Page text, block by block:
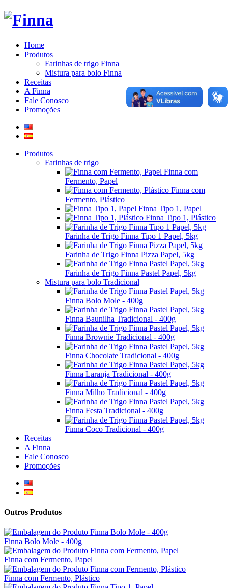
Home
Produtos
Farinhas de trigo Finna
Mistura para bolo Finna
Receitas
A Finna
Fale Conosco
Promoções
Produtos
Farinhas de trigo
Finna com
Fermento, Papel
Finna com
Fermento, Plástico
Finna Tipo 1, Papel
Finna Tipo 1, Plástico
Farinha de Trigo Finna Tipo 1 Papel, 5kg
Farinha de Trigo Finna Pizza Papel, 5kg
Farinha de Trigo Finna Pastel Papel, 5kg
Mistura para bolo Tradicional
Finna Bolo Mole - 400g
Finna Baunilha Tradicional - 400g
Finna Brownie Tradicional - 400g
Finna Chocolate Tradicional - 400g
Finna Laranja Tradicional - 400g
Finna Milho Tradicional - 400g
Finna Festa Tradicional - 400g
Finna Coco Tradicional - 400g
Receitas
A Finna
Fale Conosco
Promoções
Outros Produtos
Finna Bolo Mole - 400g
Finna com Fermento, Papel
Finna com Fermento, Plástico